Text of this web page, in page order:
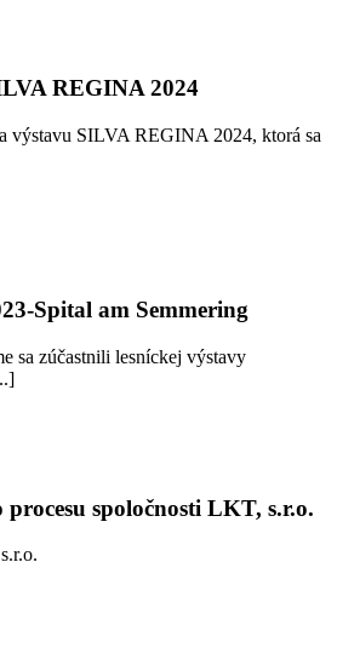
REGINA 2024
výstavu SILVA REGINA 2024, ktorá sa
Spital am Semmering
sa zúčastnili lesníckej výstavy
spoločnosti LKT, s.r.o.